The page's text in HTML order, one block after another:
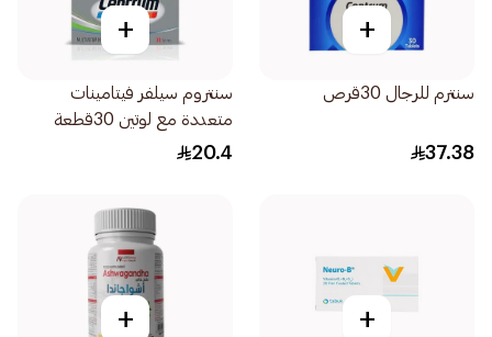
+
سنترم للرجال 30قرص
37.38
+
سنتروم سيلفر فيتامينات
متعددة مع لوتين 30قطعة
20.4
+
+